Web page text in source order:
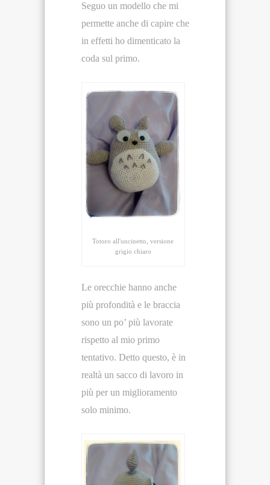
Seguo un modello che mi
permette anche di capire che
in effetti ho dimenticato la
coda sul primo.
Totoro all'uncinetto, versione
grigio chiaro
Le orecchie hanno anche
più profondità e le braccia
sono un po’ più lavorate
rispetto al mio primo
tentativo. Detto questo, è in
realtà un sacco di lavoro in
più per un miglioramento
solo minimo.